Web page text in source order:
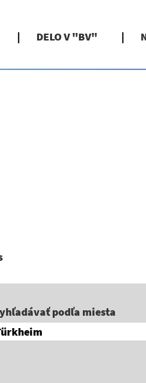
DELO V "BV"
(aktuálna
podľa miesta